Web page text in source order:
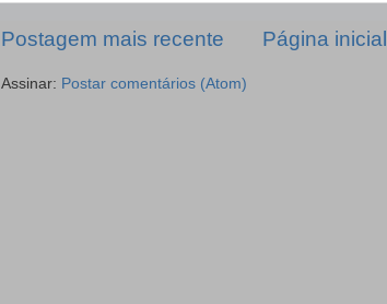
Postagem mais recente Página inicial
Assinar: Postar comentários (Atom)